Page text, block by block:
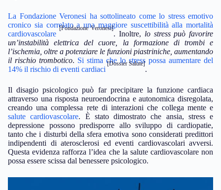
La Fondazione Veronesi ha sottolineato come lo stress emotivo
cronico sia correlato a una maggiore suscettibilità alla mortalità
cardiovascolare
[Fondazione Veronesi]
. Inoltre, lo stress può favorire
un’instabilità elettrica del cuore, la formazione di trombi e
l’ischemia, oltre a potenziare le funzioni piastriniche, aumentando
il rischio trombotico. Si stima che lo stress possa aumentare del
14% il rischio di eventi cardiaci
[Dossier Salute]
.
Il disagio psicologico può far precipitare la funzione cardiaca
attraverso una risposta neuroendocrina e autonomica disregolata,
creando una complessa rete di interazioni che collega mente e
salute cardiovascolare. È stato dimostrato che ansia, stress e
depressione possono predisporre allo sviluppo di cardiopatie,
tanto che i disturbi della sfera emotiva sono considerati predittori
indipendenti di aterosclerosi ed eventi cardiovascolari avversi.
Questa evidenza rafforza l’idea che la salute cardiovascolare non
possa essere scissa dal benessere psicologico.